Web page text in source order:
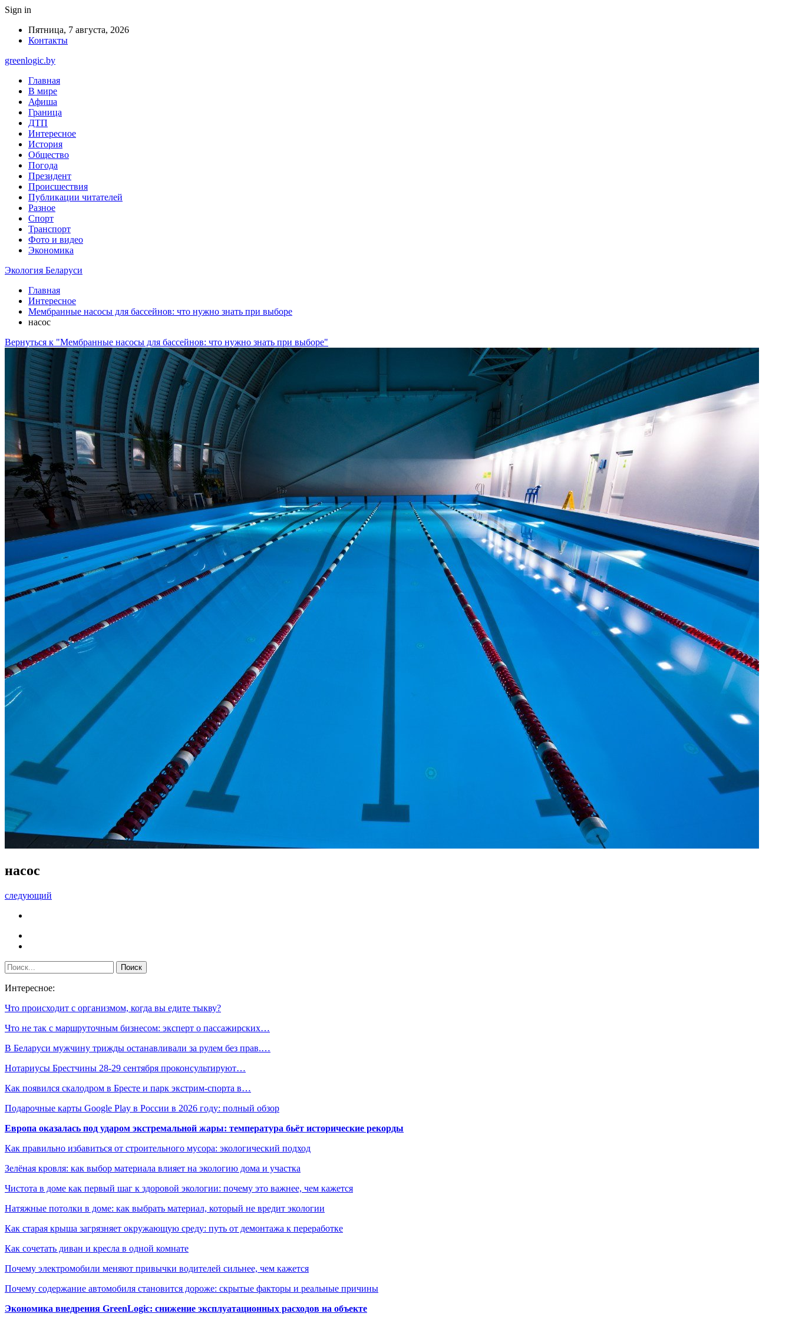
Sign in
Пятница, 7 августа, 2026
Контакты
greenlogic.by
Главная
В мире
Афиша
Граница
ДТП
Интересное
История
Общество
Погода
Президент
Происшествия
Публикации читателей
Разное
Спорт
Транспорт
Фото и видео
Экономика
Экология Беларуси
Главная
Интересное
Мембранные насосы для бассейнов: что нужно знать при выборе
насос
Вернуться к "Мембранные насосы для бассейнов: что нужно знать при выборе"
насос
следующий
Интересное:
Что происходит с организмом, когда вы едите тыкву?
Что не так с маршруточным бизнесом: эксперт о пассажирских…
В Беларуси мужчину трижды останавливали за рулем без прав.…
Нотариусы Брестчины 28-29 сентября проконсультируют…
Как появился скалодром в Бресте и парк экстрим-спорта в…
Подарочные карты Google Play в России в 2026 году: полный обзор
Европа оказалась под ударом экстремальной жары: температура бьёт исторические рекорды
Как правильно избавиться от строительного мусора: экологический подход
Зелёная кровля: как выбор материала влияет на экологию дома и участка
Чистота в доме как первый шаг к здоровой экологии: почему это важнее, чем кажется
Натяжные потолки в доме: как выбрать материал, который не вредит экологии
Как старая крыша загрязняет окружающую среду: путь от демонтажа к переработке
Как сочетать диван и кресла в одной комнате
Почему электромобили меняют привычки водителей сильнее, чем кажется
Почему содержание автомобиля становится дороже: скрытые факторы и реальные причины
Экономика внедрения GreenLogic: снижение эксплуатационных расходов на объекте